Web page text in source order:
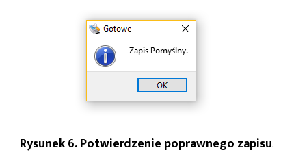
Rysunek 6. Potwierdzenie poprawnego zapisu.